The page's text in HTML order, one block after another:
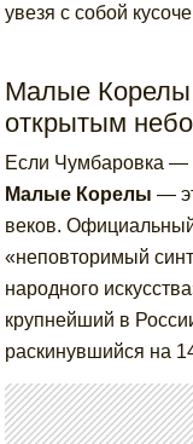
увезя с собой
Малые
открытым
Если Чумбаровка —
Малые Корелы—
веков. Официальный
«неповторимый
народного
крупнейший в
раскинувшийся на